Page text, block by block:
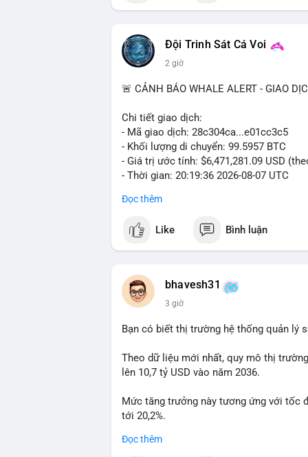
Đội Trinh Sát Cá Voi
2 giờ
🚨 CẢNH BÁO WHALE ALERT - GIAO
Chi tiết giao dịch:
- Mã giao dịch: 28c304ca...e01cc3c5
- Khối lượng di chuyển: 99.5957 BTC
- Giá trị ước tính: $6,471,281.09 USD
- Thời gian: 20:19:36 2026-08-07 UTC
Nhận định phân tích: Khối lượng 99.6
thường gặp ở hai kịch bản: cá voi nạp
hoặc chuyển sang ví lạnh nhằm tích
BTC vào ví nóng sàn, khả năng cao là
hoạt động, đó là tín hiệu gom hàng chiến
tránh hành động theo cảm xúc. Xác
#99dot6btc #capvoichuyentien
Đọc thêm
Like Bình luận
bhavesh31
3 giờ
Bạn có biết thị trường hệ thống quản lý
Theo dữ liệu mới nhất, quy mô thị
lên 10,7 tỷ USD vào năm 2036.
Mức tăng trưởng này tương ứng với tốc
tới 20,2%.
Điều gì đang thúc đẩy sự tăng trưởng
Đọc thêm